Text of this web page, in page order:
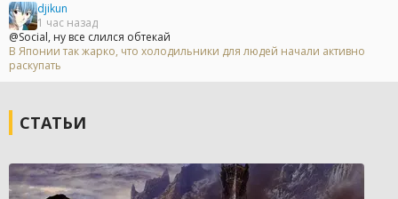
djikun
1 час назад
@Social, ну все слился обтекай
В Японии так жарко, что холодильники для людей начали активно
раскупать
СТАТЬИ